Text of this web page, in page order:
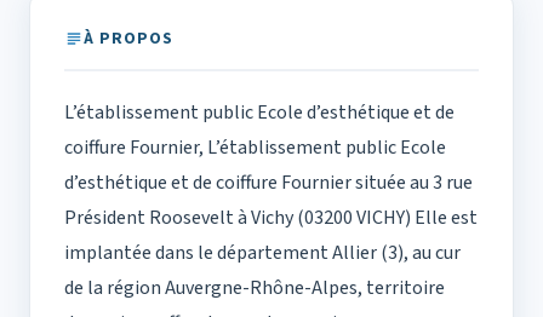
À PROPOS
L’établissement public Ecole d’esthétique et de
coiffure Fournier, L’établissement public Ecole
d’esthétique et de coiffure Fournier située au 3 rue
Président Roosevelt à Vichy (03200 VICHY) Elle est
implantée dans le département Allier (3), au cur
de la région Auvergne-Rhône-Alpes, territoire